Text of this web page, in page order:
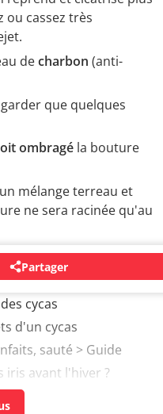
ou cassez très
decharbon (anti-
que quelques
ombragé la bouture
mélange terreau et
ne sera racinée qu'au
Partager
cycas
d'un cycas
sauté > Guide
iris avant l'hiver ?